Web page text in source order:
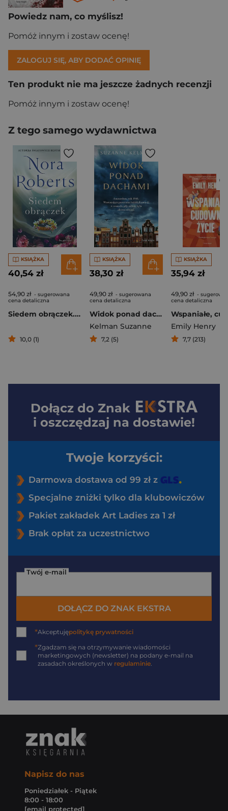
Powiedz nam, co myślisz!
Pomóż innym i zostaw ocenę!
ZALOGUJ SIĘ, ABY DODAĆ OPINIĘ
Ten produkt nie ma jeszcze żadnych recenzji
Pomóż innym i zostaw ocenę!
Z tego samego wydawnictwa
KSIĄŻKA
40,54 zł
54,90 zł - sugerowana
cena detaliczna
Siedem obrączek. Trylogia Zaginione Narzeczone. Tom 3
10,0 (1)
KSIĄŻKA
38,30 zł
49,90 zł - sugerowana
cena detaliczna
Widok ponad dachami
Kelman Suzanne
7,2 (5)
KSIĄŻKA
35,94 zł
49,90 zł -
cena detaliczna
Emily Henry
7,7 (213)
Dołącz do Znak
i oszczędzaj na dostawie!
Twoje korzyści:
Darmowa dostawa od 99 zł z
Specjalne zniżki tylko dla klubowiczów
Pakiet zakładek Art Ladies za 1 zł
Brak opłat za uczestnictwo
Twój e-mail
DOŁĄCZ DO ZNAK EKSTRA
*Akceptujępolitykę prywatności
*Zgadzam się na otrzymywanie wiadomości
marketingowych (newsletter) na podany e-mail na
zasadach określonych w regulaminie
Napisz do nas
Poniedziałek - Piątek
8:00 - 18:00
[email protected]